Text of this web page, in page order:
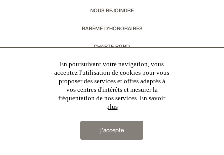
NOUS REJOINDRE
BARÈME D'HONORAIRES
CHARTE RGPD
MENTIONS LÉGALES & CGU
Vous souhaitez recevoir nos lettres d'information ?
En poursuivant votre navigation, vous
acceptez l'utilisation de cookies pour vous
proposer des services et offres adaptés à
vos centres d'intérêts et mesurer la
fréquentation de nos services. En savoir
plus
j’accepte